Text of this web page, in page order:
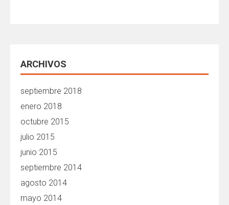
ARCHIVOS
septiembre 2018
enero 2018
octubre 2015
julio 2015
junio 2015
septiembre 2014
agosto 2014
mayo 2014